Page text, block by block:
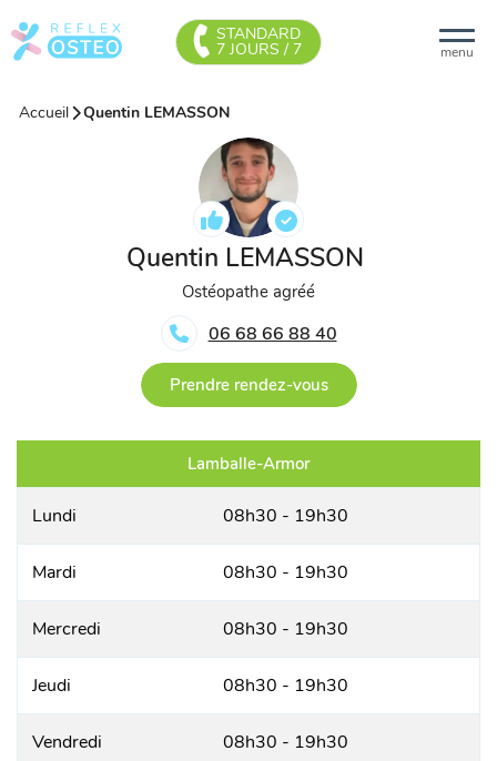
menu
STANDARD
7 JOURS / 7
Accueil Quentin LEMASSON
Quentin LEMASSON
Ostéopathe agréé
06 68 66 88 40
Prendre rendez-vous
Lamballe-Armor
Lundi 08h30 - 19h30
Mardi 08h30 - 19h30
Mercredi 08h30 - 19h30
Jeudi 08h30 - 19h30
Vendredi 08h30 - 19h30